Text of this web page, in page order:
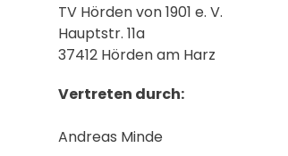
TV Hörden von 1901 e. V.
Hauptstr. 11a
37412 Hörden am Harz
Vertreten durch:
Andreas Minde